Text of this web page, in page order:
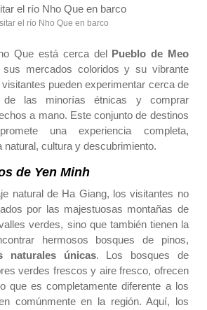
el río Nho Que en barco
Que está cerca del Pueblo de Meo
mercados coloridos y su vibrante
pueden experimentar cerca de
las minorías étnicas y comprar
a mano. Este conjunto de destinos
una experiencia completa,
natural, cultura y descubrimiento.
de Yen Minh
natural de Ha Giang, los visitantes no
por las majestuosas montañas de
verdes, sino que también tienen la
hermosos bosques de pinos,
naturales únicas. Los bosques de
verdes frescos y aire fresco, ofrecen
que es completamente diferente a los
comúnmente en la región. Aquí, los